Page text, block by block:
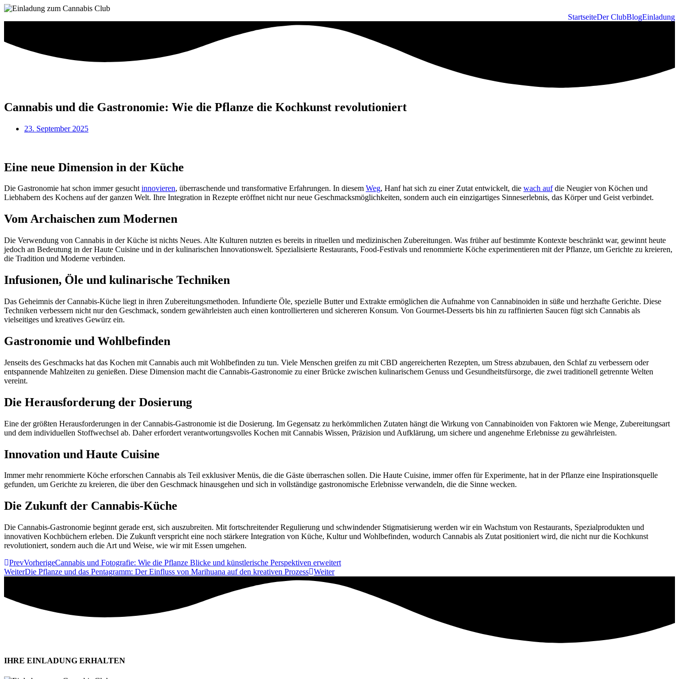
StartseiteDer ClubBlogEinladung
Cannabis und die Gastronomie: Wie die Pflanze die Kochkunst revolutioniert
23. September 2025
Eine neue Dimension in der Küche
Die Gastronomie hat schon immer gesuchtinnovieren, überraschende und transformative Erfahrungen. In diesem Weg, Hanf hat sich zu einer Zutat entwickelt, die wach aufdie Neugier von Köchen und
Liebhabern des Kochens auf der ganzen Welt. Ihre Integration in Rezepte eröffnet nicht nur neue Geschmacksmöglichkeiten, sondern auch ein einzigartiges Sinneserlebnis, das Körper und Geist verbindet.
Vom Archaischen zum Modernen
Die Verwendung von Cannabis in der Küche ist nichts Neues. Alte Kulturen nutzten es bereits in rituellen und medizinischen Zubereitungen. Was früher auf bestimmte Kontexte beschränkt war, gewinnt heute
jedoch an Bedeutung in der Haute Cuisine und in der kulinarischen Innovationswelt. Spezialisierte Restaurants, Food-Festivals und renommierte Köche experimentieren mit der Pflanze, um Gerichte zu kreieren,
die Tradition und Moderne verbinden.
Infusionen, Öle und kulinarische Techniken
Das Geheimnis der Cannabis-Küche liegt in ihren Zubereitungsmethoden. Infundierte Öle, spezielle Butter und Extrakte ermöglichen die Aufnahme von Cannabinoiden in süße und herzhafte Gerichte. Diese
Techniken verbessern nicht nur den Geschmack, sondern gewährleisten auch einen kontrollierteren und sichereren Konsum. Von Gourmet-Desserts bis hin zu raffinierten Saucen fügt sich Cannabis als
vielseitiges und kreatives Gewürz ein.
Gastronomie und Wohlbefinden
Jenseits des Geschmacks hat das Kochen mit Cannabis auch mit Wohlbefinden zu tun. Viele Menschen greifen zu mit CBD angereicherten Rezepten, um Stress abzubauen, den Schlaf zu verbessern oder
entspannende Mahlzeiten zu genießen. Diese Dimension macht die Cannabis-Gastronomie zu einer Brücke zwischen kulinarischem Genuss und Gesundheitsfürsorge, die zwei traditionell getrennte Welten
vereint.
Die Herausforderung der Dosierung
Eine der größten Herausforderungen in der Cannabis-Gastronomie ist die Dosierung. Im Gegensatz zu herkömmlichen Zutaten hängt die Wirkung von Cannabinoiden von Faktoren wie Menge, Zubereitungsart
und dem individuellen Stoffwechsel ab. Daher erfordert verantwortungsvolles Kochen mit Cannabis Wissen, Präzision und Aufklärung, um sichere und angenehme Erlebnisse zu gewährleisten.
Innovation und Haute Cuisine
Immer mehr renommierte Köche erforschen Cannabis als Teil exklusiver Menüs, die die Gäste überraschen sollen. Die Haute Cuisine, immer offen für Experimente, hat in der Pflanze eine Inspirationsquelle
gefunden, um Gerichte zu kreieren, die über den Geschmack hinausgehen und sich in vollständige gastronomische Erlebnisse verwandeln, die die Sinne wecken.
Die Zukunft der Cannabis-Küche
Die Cannabis-Gastronomie beginnt gerade erst, sich auszubreiten. Mit fortschreitender Regulierung und schwindender Stigmatisierung werden wir ein Wachstum von Restaurants, Spezialprodukten und
innovativen Kochbüchern erleben. Die Zukunft verspricht eine noch stärkere Integration von Küche, Kultur und Wohlbefinden, wodurch Cannabis als Zutat positioniert wird, die nicht nur die Kochkunst
revolutioniert, sondern auch die Art und Weise, wie wir mit Essen umgehen.
PrevVorherigeCannabis und Fotografie: Wie die Pflanze Blicke und künstlerische Perspektiven erweitert
WeiterDie Pflanze und das Pentagramm: Der Einfluss von Marihuana auf den kreativen Prozess Weiter
IHRE EINLADUNG ERHALTEN